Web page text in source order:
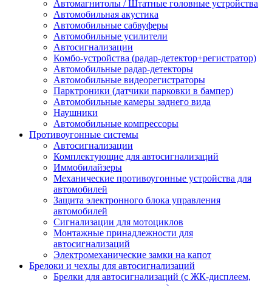
Автомагнитолы / Штатные головные устройства
Автомобильная акустика
Автомобильные сабвуферы
Автомобильные усилители
Автосигнализации
Комбо-устройства (радар-детектор+регистратор)
Автомобильные радар-детекторы
Автомобильные видеорегистраторы
Парктроники (датчики парковки в бампер)
Автомобильные камеры заднего вида
Наушники
Автомобильные компрессоры
Противоугонные системы
Автосигнализации
Комплектующие для автосигнализаций
Иммобилайзеры
Механические противоугонные устройства для
автомобилей
Защита электронного блока управления
автомобилей
Сигнализации для мотоциклов
Монтажные принадлежности для
автосигнализаций
Электромеханические замки на капот
Брелоки и чехлы для автосигнализаций
Брелки для автосигнализаций (с ЖК-дисплеем,